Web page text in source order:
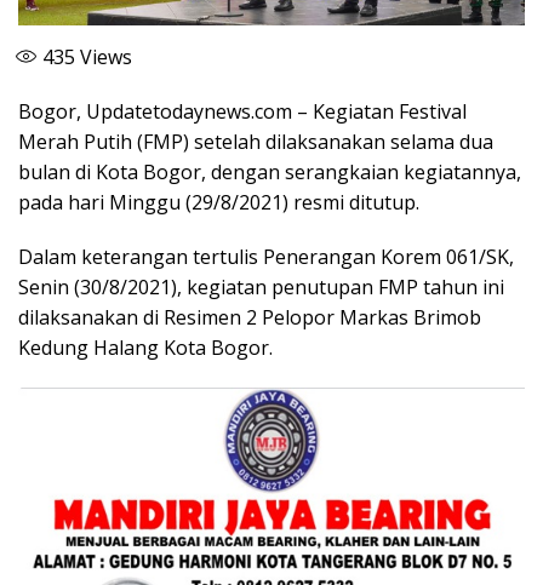
435 Views
Bogor, Updatetodaynews.com – Kegiatan Festival
Merah Putih (FMP) setelah dilaksanakan selama dua
bulan di Kota Bogor, dengan serangkaian kegiatannya,
pada hari Minggu (29/8/2021) resmi ditutup.
Dalam keterangan tertulis Penerangan Korem 061/SK,
Senin (30/8/2021), kegiatan penutupan FMP tahun ini
dilaksanakan di Resimen 2 Pelopor Markas Brimob
Kedung Halang Kota Bogor.